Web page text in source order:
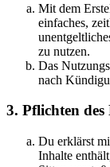
Mit dem
einfaches,
zu nutzen.
Das
nach
3. Pflichten des
Du erklärst
Inhalte